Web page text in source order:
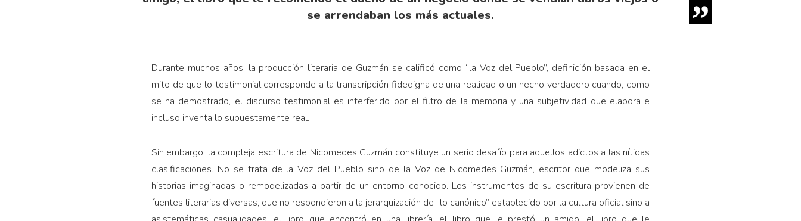
se arrendaban los más actuales.
Durante muchos años, la producción literaria de Guzmán se calificó como “la Voz del Pueblo”, definición basada en el
mito de que lo testimonial corresponde a la transcripción fidedigna de una realidad o un hecho verdadero cuando, como
se ha demostrado, el discurso testimonial es interferido por el filtro de la memoria y una subjetividad que elabora e
incluso inventa lo supuestamente real.
Sin embargo, la compleja escritura de Nicomedes Guzmán constituye un serio desafío para aquellos adictos a las nítidas
clasificaciones. No se trata de la Voz del Pueblo sino de la Voz de Nicomedes Guzmán, escritor que modeliza sus
historias imaginadas o remodelizadas a partir de un entorno conocido. Los instrumentos de su escritura provienen de
fuentes literarias diversas, que no respondieron a la jerarquización de “lo canónico” establecido por la cultura oficial sino a